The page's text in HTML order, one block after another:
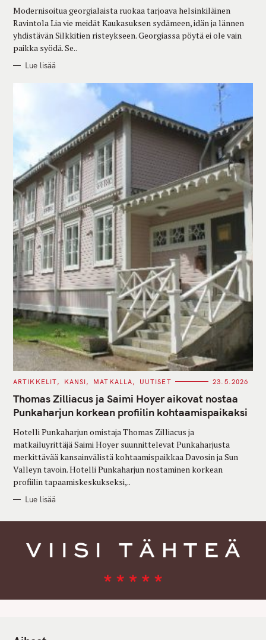
I
E
S
Modernisoitua georgialaista ruokaa tarjoava helsinkiläinen
Ravintola Lia vie meidät Kaukasuksen sydämeen, idän ja lännen
yhdistävän Silkkitien risteykseen. Georgiassa pöytä ei ole vain
paikka syödä. Se..
Lue lisää
C
T
E
G
O
I
E
S
ARTIKKELIT KANSI MATKALLA UUTISET 23.5.2026
Thomas Zilliacus ja Saimi Hoyer aikovat nostaa
Punkaharjun korkean profiilin kohtaamispaikaksi
Hotelli Punkaharjun omistaja Thomas Zilliacus ja
matkailuyrittäjä Saimi Hoyer suunnittelevat Punkaharjusta
merkittävää kansainvälistä kohtaamispaikkaa Davosin ja Sun
Valleyn tavoin. Hotelli Punkaharjun nostaminen korkean
profiilin tapaamiskeskukseksi,..
Lue lisää